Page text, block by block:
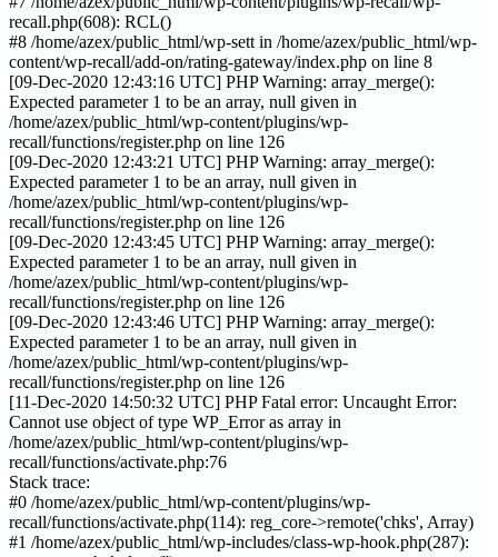
recall.php(608): RCL()
#8 /home/azex/public_html/wp-sett in /home/azex/public_html/wp-
content/wp-recall/add-on/rating-gateway/index.php on line 8
[09-Dec-2020 12:43:16 UTC] PHP Warning: array_merge():
Expected parameter 1 to be an array, null given in
/home/azex/public_html/wp-content/plugins/wp-
recall/functions/register.php on line 126
[09-Dec-2020 12:43:21 UTC] PHP Warning: array_merge():
Expected parameter 1 to be an array, null given in
/home/azex/public_html/wp-content/plugins/wp-
recall/functions/register.php on line 126
[09-Dec-2020 12:43:45 UTC] PHP Warning: array_merge():
Expected parameter 1 to be an array, null given in
/home/azex/public_html/wp-content/plugins/wp-
recall/functions/register.php on line 126
[09-Dec-2020 12:43:46 UTC] PHP Warning: array_merge():
Expected parameter 1 to be an array, null given in
/home/azex/public_html/wp-content/plugins/wp-
recall/functions/register.php on line 126
[11-Dec-2020 14:50:32 UTC] PHP Fatal error: Uncaught Error:
Cannot use object of type WP_Error as array in
/home/azex/public_html/wp-content/plugins/wp-
recall/functions/activate.php:76
Stack trace:
#0 /home/azex/public_html/wp-content/plugins/wp-
recall/functions/activate.php(114): reg_core->remote('chks', Array)
#1 /home/azex/public_html/wp-includes/class-wp-hook.php(287):